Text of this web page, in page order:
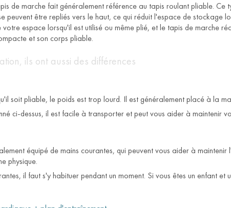
de marche fait généralement référence au tapis roulant pliable.
peuvent être repliés vers le haut, ce qui réduit l'espace de stockage
espace lorsqu'il est utilisé ou même plié, et le tapis de marche
et son corps pliable.
ils ont aussi des différences
soit pliable, le poids est trop lourd. Il est généralement placé à la
ci-dessus, il est facile à transporter et peut vous aider à maintenir
équipé de mains courantes, qui peuvent vous aider à
physique.
il faut s'y habituer pendant un moment. Si vous êtes un enfant